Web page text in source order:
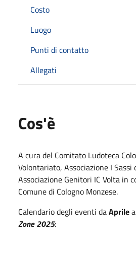
Costo
Luogo
Punti di contatto
Allegati
Cos'è
A cura del Comitato Ludoteca
Volontariato, Associazione I Sassi
Associazione Genitori IC Volta in
Comune di Cologno Monzese.
Calendario degli eventi daAprilea
Zone 2025: